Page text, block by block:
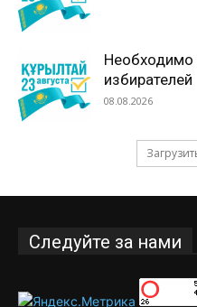
Необходимо
избирателей
08.08.2026
Следуйте за нами